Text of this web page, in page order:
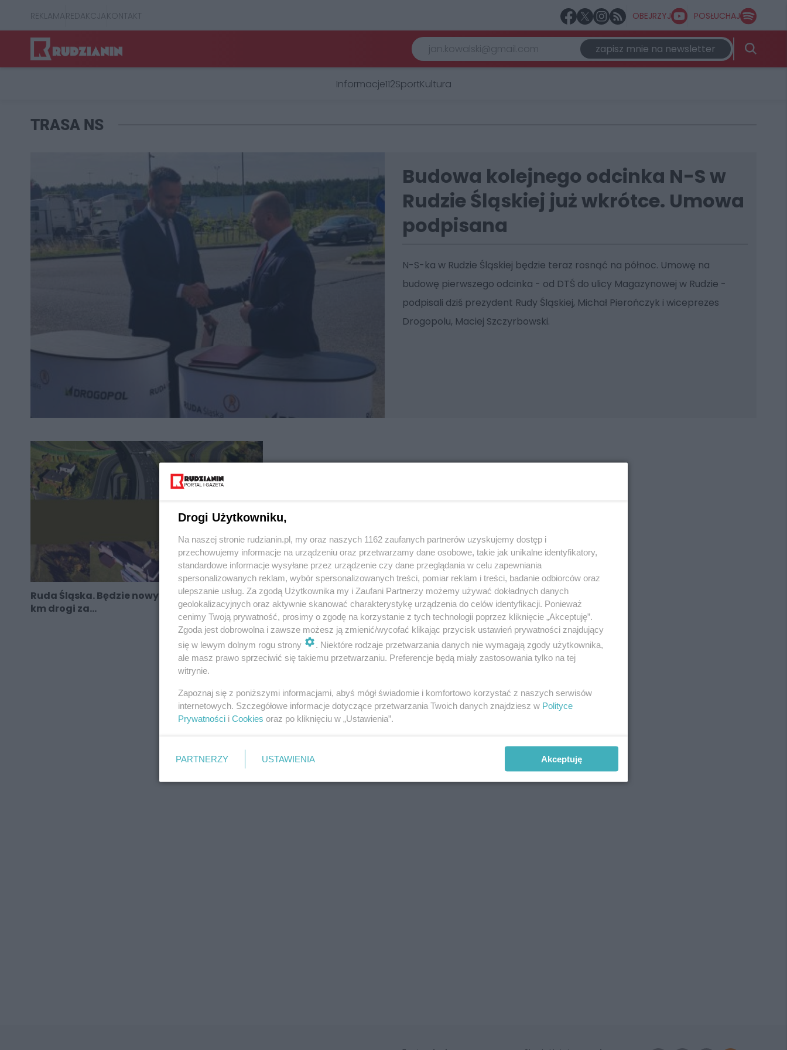
REKLAMAREDAKCJAKONTAKT OBEJRZYJ POSŁUCHAJ
zapisz mnie na newsletter
Informacje112SportKultura
TRASA NS
Budowa kolejnego odcinka N-S w
Rudzie Śląskiej już wkrótce. Umowa
podpisana
N-S-ka w Rudzie Śląskiej będzie teraz rosnąć na północ. Umowę na
budowę pierwszego odcinka - od DTŚ do ulicy Magazynowej w Rudzie -
podpisali dziś prezydent Rudy Śląskiej, Michał Pierończyk i wiceprezes
Drogopolu, Maciej Szczyrbowski.
Ruda Śląska. Będzie nowy odcinek trasy N-S. 1
km drogi za...
REKLAMA
Drogi Użytkowniku,
Na naszej stronie rudzianin.pl, my oraz naszych 1162 zaufanych partnerów uzyskujemy dostęp i
przechowujemy informacje na urządzeniu oraz przetwarzamy dane osobowe, takie jak unikalne identyfikatory,
standardowe informacje wysyłane przez urządzenie czy dane przeglądania w celu zapewniania
spersonalizowanych reklam, wybór spersonalizowanych treści, pomiar reklam i treści, badanie odbiorców oraz
ulepszanie usług. Za zgodą Użytkownika my i Zaufani Partnerzy możemy używać dokładnych danych
geolokalizacyjnych oraz aktywnie skanować charakterystykę urządzenia do celów identyfikacji. Ponieważ
cenimy Twoją prywatność, prosimy o zgodę na korzystanie z tych technologii poprzez kliknięcie „Akceptuję”.
Zgoda jest dobrowolna i zawsze możesz ją zmienić/wycofać klikając przycisk ustawień prywatności znajdujący
się w lewym dolnym rogu strony
. Niektóre rodzaje przetwarzania danych nie wymagają zgody użytkownika,
ale masz prawo sprzeciwić się takiemu przetwarzaniu. Preferencje będą miały zastosowania tylko na tej
witrynie.
Zapoznaj się z poniższymi informacjami, abyś mógł świadomie i komfortowo korzystać z naszych serwisów
internetowych. Szczegółowe informacje dotyczące przetwarzania Twoich danych znajdziesz w Polityce
Prywatności i Cookies oraz po kliknięciu w „Ustawienia”.
PARTNERZY USTAWIENIA Akceptuję